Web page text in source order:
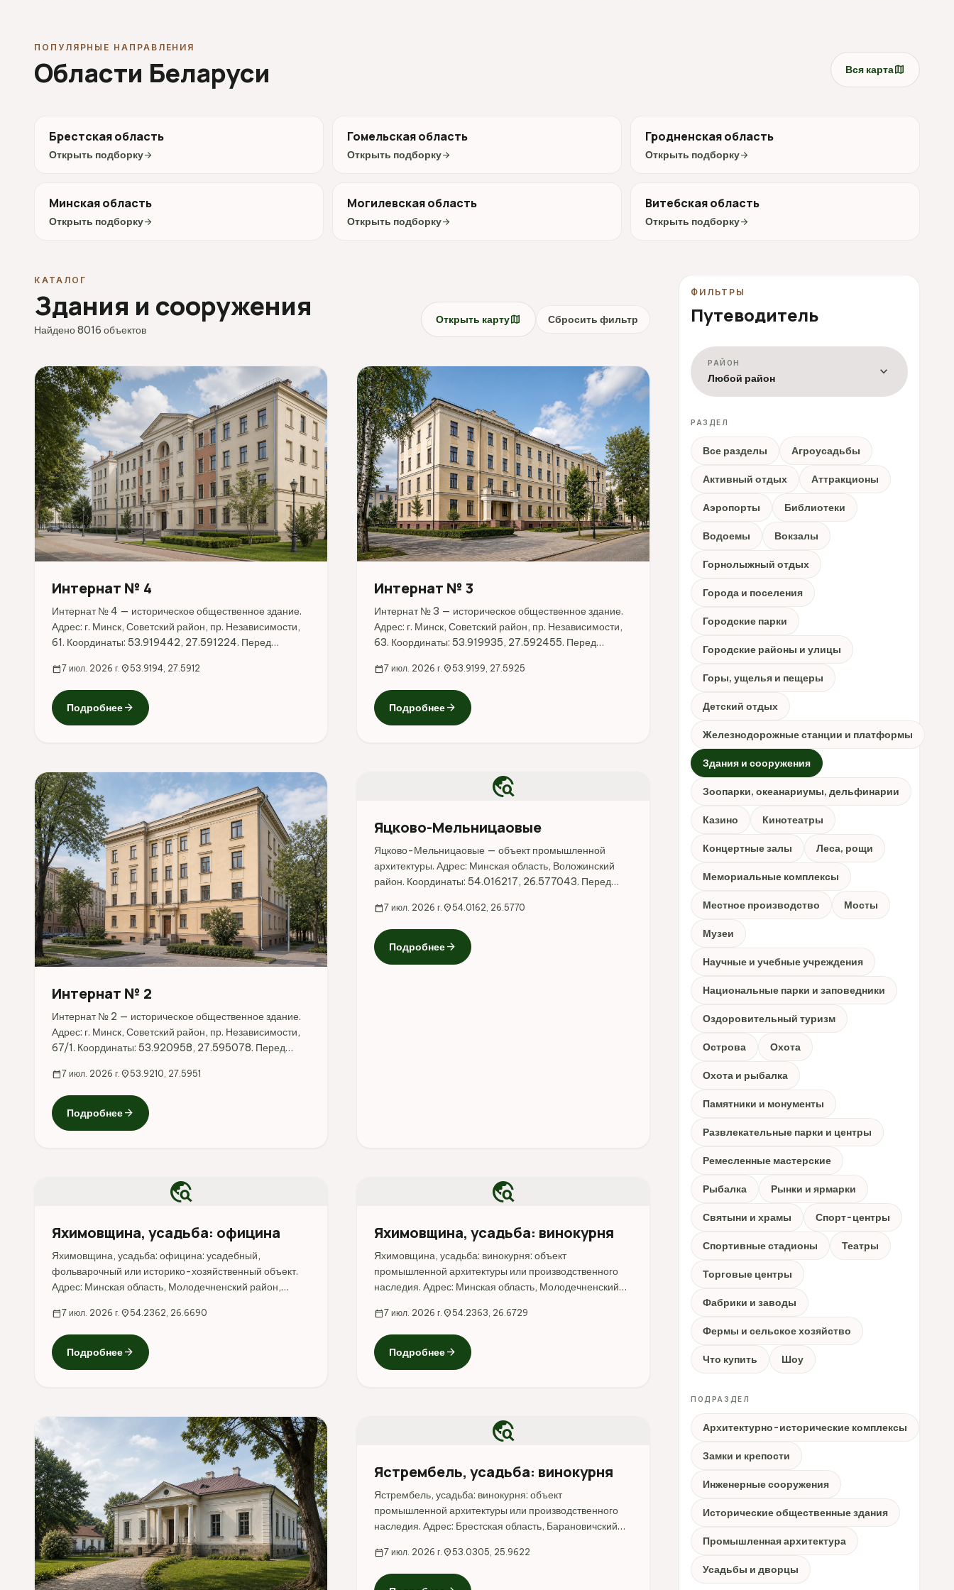
ПОПУЛЯРНЫЕ НАПРАВЛЕНИЯ
Области Беларуси Вся картаmap
Брестская область
Открыть подборкуarrow_forward
Гомельская область
Открыть подборкуarrow_forward
Гродненская область
Открыть подборкуarrow_forward
Минская область
Открыть подборкуarrow_forward
Могилевская область
Открыть подборкуarrow_forward
Витебская область
Открыть подборкуarrow_forward
КАТАЛОГ
Здания и сооружения
Найдено 8016 объектов
Открыть картуmap Сбросить фильтр
Интернат № 4
Интернат № 4 — историческое общественное здание.
Адрес: г. Минск, Советский район, пр. Независимости,
61. Координаты: 53.919442, 27.591224. Перед
посещения и актуальные условия на официальных
ресурсах.
calendar_today7 июл. 2026 г. location_on53.9194, 27.5912
Подробнееarrow_forward
Интернат № 3
Интернат № 3 — историческое общественное здание.
Адрес: г. Минск, Советский район, пр. Независимости,
63. Координаты: 53.919935, 27.592455. Перед
посещения и актуальные условия на официальных
ресурсах.
calendar_today7 июл. 2026 г. location_on53.9199, 27.5925
Подробнееarrow_forward
Интернат № 2
Интернат № 2 — историческое общественное здание.
Адрес: г. Минск, Советский район, пр. Независимости,
67/1. Координаты: 53.920958, 27.595078. Перед
посещения и актуальные условия на официальных
ресурсах.
calendar_today7 июл. 2026 г. location_on53.9210, 27.5951
Подробнееarrow_forward
travel_explore
Яцково-Мельницаовые
Яцково-Мельницаовые — объект промышленной
архитектуры. Адрес: Минская область, Воложинский
район. Координаты: 54.016217, 26.577043. Перед
посещения и актуальные условия на официальных
ресурсах.
calendar_today7 июл. 2026 г. location_on54.0162, 26.5770
Подробнееarrow_forward
travel_explore
Яхимовщина, усадьба: официна
Яхимовщина, усадьба: официна: усадебный,
фольварочный или историко-хозяйственный объект.
Адрес: Минская область, Молодечненский район,
calendar_today7 июл. 2026 г. location_on54.2362, 26.6690
Подробнееarrow_forward
travel_explore
Яхимовщина, усадьба: винокурня
Яхимовщина, усадьба: винокурня: объект
промышленной архитектуры или производственного
наследия. Адрес: Минская область, Молодечненский
calendar_today7 июл. 2026 г. location_on54.2363, 26.6729
Подробнееarrow_forward
travel_explore
Ястрембель, усадьба: винокурня
Ястрембель, усадьба: винокурня: объект
промышленной архитектуры или производственного
наследия. Адрес: Брестская область, Барановичский
calendar_today7 июл. 2026 г. location_on53.0305, 25.9622
ФИЛЬТРЫ
Путеводитель
РАЙОН
Любой район expand_more
РАЗДЕЛ
Все разделы Агроусадьбы
Активный отдых Аттракционы
Аэропорты Библиотеки
Водоемы Вокзалы
Горнолыжный отдых
Города и поселения
Городские парки
Городские районы и улицы
Горы, ущелья и пещеры
Детский отдых
Железнодорожные станции и платформы
Здания и сооружения
Зоопарки, океанариумы, дельфинарии
Казино Кинотеатры
Концертные залы Леса, рощи
Мемориальные комплексы
Местное производство Мосты
Музеи
Научные и учебные учреждения
Национальные парки и заповедники
Оздоровительный туризм
Острова Охота
Охота и рыбалка
Памятники и монументы
Развлекательные парки и центры
Ремесленные мастерские
Рыбалка Рынки и ярмарки
Святыни и храмы Спорт-центры
Спортивные стадионы Театры
Торговые центры
Фабрики и заводы
Фермы и сельское хозяйство
Что купить Шоу
ПОДРАЗДЕЛ
Архитектурно-исторические комплексы
Замки и крепости
Инженерные сооружения
Исторические общественные здания
Промышленная архитектура
Усадьбы и дворцы